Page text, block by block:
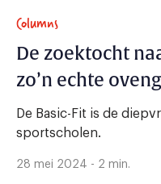
Columns
De zoektocht
zo’n echte
De Basic-Fit is de
sportscholen.
28 mei 2024 - 2 min.